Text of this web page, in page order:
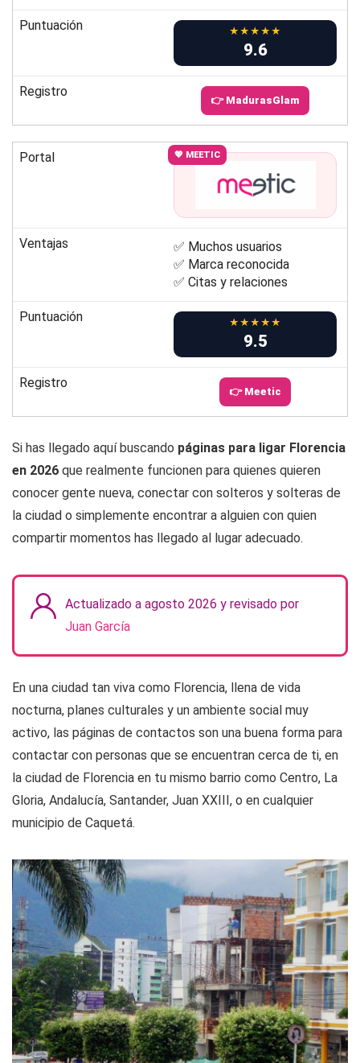
Puntuación ★★★★★
9.6
Registro
👉 MadurasGlam
Portal 💖 MEETIC
Ventajas
✅ Muchos usuarios
✅ Marca reconocida
✅ Citas y relaciones
Puntuación ★★★★★
9.5
Registro
👉 Meetic
Si has llegado aquí buscando páginas para ligar Florencia
en 2026 que realmente funcionen para quienes quieren
conocer gente nueva, conectar con solteros y solteras de
la ciudad o simplemente encontrar a alguien con quien
compartir momentos has llegado al lugar adecuado.
Actualizado a agosto 2026 y revisado por
Juan García
En una ciudad tan viva como Florencia, llena de vida
nocturna, planes culturales y un ambiente social muy
activo, las páginas de contactos son una buena forma para
contactar con personas que se encuentran cerca de ti, en
la ciudad de Florencia en tu mismo barrio como Centro, La
Gloria, Andalucía, Santander, Juan XXIII, o en cualquier
municipio de Caquetá.